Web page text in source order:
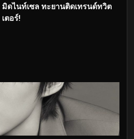
มิดไนท์เซล ทะยานติดเทรนด์ทวิต
เตอร์!